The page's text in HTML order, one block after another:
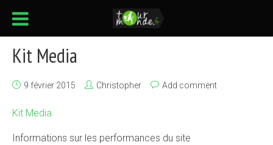
Kit Media
9 février 2015 Christopher Add comment
Kit Media
Informations sur les performances du site